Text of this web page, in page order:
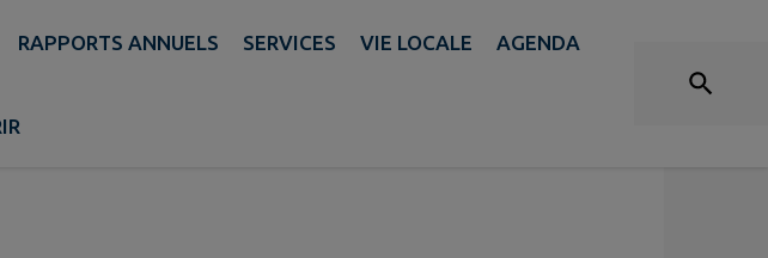
RAPPORTS ANNUELS SERVICES VIE LOCALE AGENDA
Kinésithérapeutes